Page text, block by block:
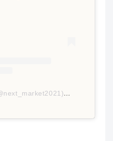
NEXT MARKET(@next_market2021)がシェアした投稿